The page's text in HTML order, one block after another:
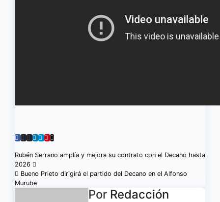
Navegación
de
Rubén Serrano amplía y mejora su contrato con el Decano hasta
2026
Bueno Prieto dirigirá el partido del Decano en el Alfonso
Murube
Por Redacción